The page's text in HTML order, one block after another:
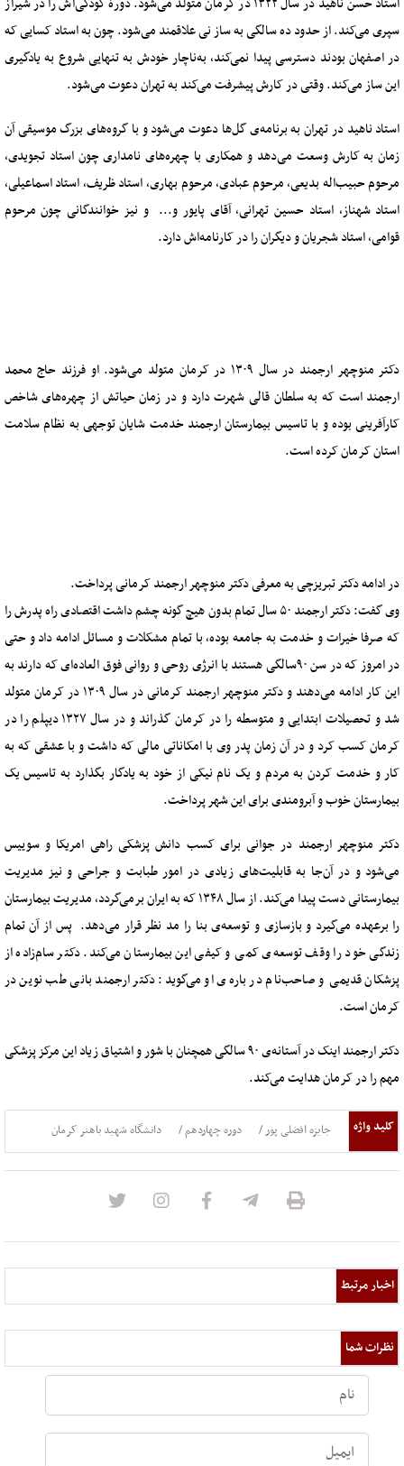
سپری می‌کند. از حدود ده سالگی به ساز نی علاقمند می‌شود. چون به استاد کسایی که
در اصفهان بودند دسترسی پیدا نمی‌کند، به‌ناچار خودش به تنهایی شروع به یادگیری
این ساز می‌کند. وقتی در کارش پیشرفت می‌کند به تهران دعوت می‌شود.
استاد ناهید در تهران به برنامه‌ی گل‌ها دعوت می‌شود و با گروه‌های بزرگ موسیقی آن
زمان به کارش وسعت می‌دهد و همکاری با چهره‌های نامداری چون استاد تجویدی،
مرحوم حبیب‌اله بدیعی، مرحوم عبادی، مرحوم بهاری، استاد ظریف، استاد اسماعیلی،
استاد شهناز، استاد حسین تهرانی، آقای پایور و... و نیز خوانندگانی چون مرحوم
قوامی، استاد شجریان و دیگران را در کارنامه‌اش دارد.
دکتر منوچهر ارجمند در سال ۱۳۰۹ در کرمان متولد می‌شود. او فرزند حاج محمد
ارجمند است که به سلطان قالی شهرت دارد و در زمان حیاتش از چهره‌های شاخص
کارآفرینی بوده و با تاسیس بیمارستان ارجمند خدمت شایان توجهی به نظام سلامت
استان کرمان کرده است.
در ادامه دکتر تبریزچی به معرفی دکتر منوچهر ارجمند کرمانی پرداخت.
وی گفت: دکتر ارجمند ۵۰ سال تمام بدون هیچ گونه چشم داشت اقتصادی راه پدرش را
که صرفا خیرات و خدمت به جامعه بوده، با تمام مشکلات و مسائل ادامه داد و حتی
در امروز که در سن ۹۰سالگی هستند با انرژی روحی و روانی فوق العاده‌ای که دارند به
این کار ادامه می‌دهند و دکتر منوچهر ارجمند کرمانی در سال ۱۳۰۹ در کرمان متولد
شد و تحصیلات ابتدایی و متوسطه را در کرمان گذراند و در سال ۱۳۲۷ دیپلم را در
کرمان کسب کرد و در آن زمان پدر وی با امکاناتی مالی که داشت و با عشقی که به
کار و خدمت کردن به مردم و یک نام نیکی از خود به یادگار بگذارد به تاسیس یک
بیمارستان خوب و آبرومندی برای این شهر پرداخت.
دکتر منوچهر ارجمند در جوانی برای کسب دانش پزشکی راهی امریکا و سوییس
می‌شود و در آن‌جا به قابلیت‌های زیادی در امور طبابت و جراحی و نیز مدیریت
بیمارستانی دست پیدا می‌کند. از سال ۱۳۴۸ که به ایران برمی‌گردد، مدیریت بیمارستان
را برعهده می‌گیرد و بازسازی و توسعه‌ی بنا را مد نظر قرار می‌دهد. پس از آن تمام
زندگی خود را وقف توسعه‌ی کمی و کیفی این بیمارستان می‌کند. دکتر سام‌زاده از
پزشکان قدیمی و صاحب‌نام در باره‌ی او می‌گوید: دکتر ارجمند بانی طب نوین در
کرمان است.
دکتر ارجمند اینک در آستانه‌ی ۹۰ سالگی همچنان با شور و اشتیاق زیاد این مرکز پزشکی
مهم را در کرمان هدایت می‌کند.
کلید واژه جایزه افضلی پور دوره چهاردهم دانشگاه شهید باهنر کرمان
اخبار مرتبط
نظرات شما